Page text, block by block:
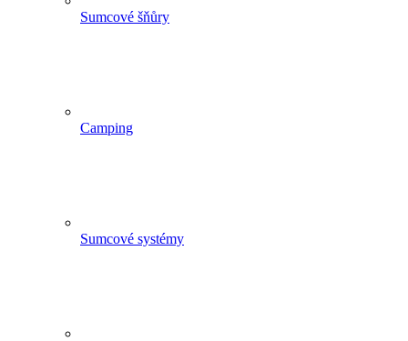
Sumcové šňůry
Camping
Sumcové systémy